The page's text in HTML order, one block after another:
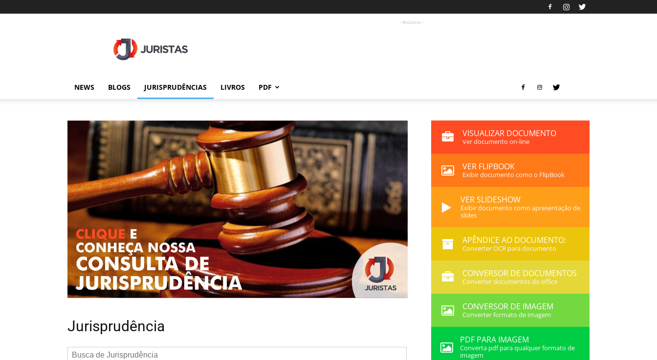
- Anúncio -
NEWS BLOGS JURISPRUDÊNCIAS LIVROS PDF
Jurisprudência
VISUALIZAR DOCUMENTO
Ver documento on-line
VER FLIPBOOK
Exibir documento como o FlipBook
VER SLIDESHOW
Exibir documento como apresentação de
slides
APÊNDICE AO DOCUMENTO:
Converter OCR para documento
CONVERSOR DE DOCUMENTOS
Converter documentos do office
CONVERSOR DE IMAGEM
Converter formato de imagem
PDF PARA IMAGEM
Converta pdf para qualquer formato de
imagem